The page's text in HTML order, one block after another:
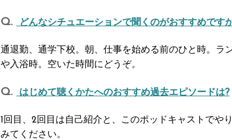
どんなシチュエーションで聞くのがおすすめです
通退勤、通学下校。朝、仕事を始める前のひと時。ラ
や入浴時。空いた時間にどうぞ。
はじめて聴くかたへのおすすめ過去エピソードは?
1回目、2回目は自己紹介と、このポッドキャストでや
みてください。